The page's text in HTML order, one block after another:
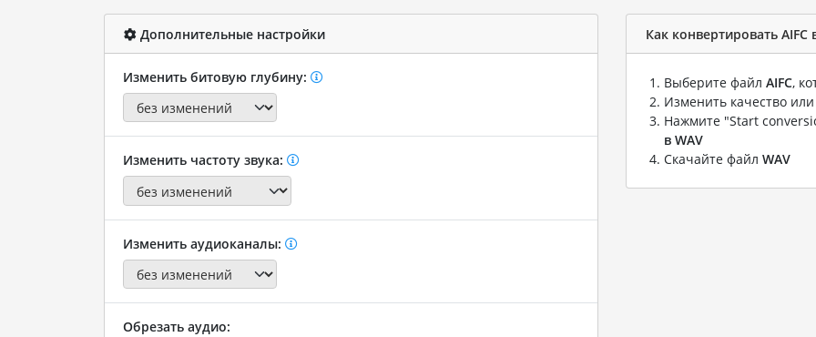
Дополнительные настройки
Изменить битовую глубину:
Изменить частоту звука:
Изменить аудиоканалы:
Обрезать аудио:
Как конвертировать AIFC
Выберите файл AIFC,
Изменить качество
Нажмите "Start
в WAV
Скачайте файл WAV